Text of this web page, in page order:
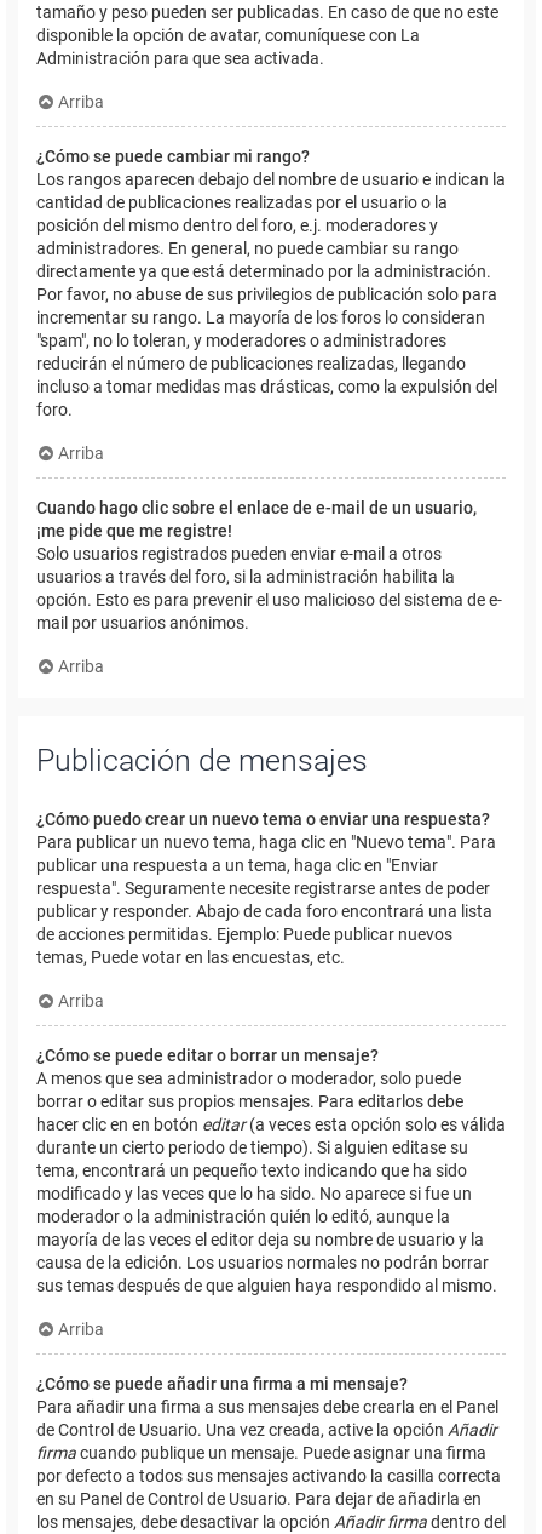
tamaño y peso pueden ser publicadas. En caso de que no este
disponible la opción de avatar, comuníquese con La
Administración para que sea activada.
Arriba
¿Cómo se puede cambiar mi rango?
Los rangos aparecen debajo del nombre de usuario e indican la
cantidad de publicaciones realizadas por el usuario o la
posición del mismo dentro del foro, e.j. moderadores y
administradores. En general, no puede cambiar su rango
directamente ya que está determinado por la administración.
Por favor, no abuse de sus privilegios de publicación solo para
incrementar su rango. La mayoría de los foros lo consideran
"spam", no lo toleran, y moderadores o administradores
reducirán el número de publicaciones realizadas, llegando
incluso a tomar medidas mas drásticas, como la expulsión del
foro.
Arriba
Cuando hago clic sobre el enlace de e-mail de un usuario,
¡me pide que me registre!
Solo usuarios registrados pueden enviar e-mail a otros
usuarios a través del foro, si la administración habilita la
opción. Esto es para prevenir el uso malicioso del sistema de e-
mail por usuarios anónimos.
Arriba
Publicación de mensajes
¿Cómo puedo crear un nuevo tema o enviar una respuesta?
Para publicar un nuevo tema, haga clic en "Nuevo tema". Para
publicar una respuesta a un tema, haga clic en "Enviar
respuesta". Seguramente necesite registrarse antes de poder
publicar y responder. Abajo de cada foro encontrará una lista
de acciones permitidas. Ejemplo: Puede publicar nuevos
temas, Puede votar en las encuestas, etc.
Arriba
¿Cómo se puede editar o borrar un mensaje?
A menos que sea administrador o moderador, solo puede
borrar o editar sus propios mensajes. Para editarlos debe
hacer clic en en botón editar(a veces esta opción solo es válida
durante un cierto periodo de tiempo). Si alguien editase su
tema, encontrará un pequeño texto indicando que ha sido
modificado y las veces que lo ha sido. No aparece si fue un
moderador o la administración quién lo editó, aunque la
mayoría de las veces el editor deja su nombre de usuario y la
causa de la edición. Los usuarios normales no podrán borrar
sus temas después de que alguien haya respondido al mismo.
Arriba
¿Cómo se puede añadir una firma a mi mensaje?
Para añadir una firma a sus mensajes debe crearla en el Panel
de Control de Usuario. Una vez creada, active la opción Añadir
firmacuando publique un mensaje. Puede asignar una firma
por defecto a todos sus mensajes activando la casilla correcta
en su Panel de Control de Usuario. Para dejar de añadirla en
los mensajes, debe desactivar la opción Añadir firmadentro del